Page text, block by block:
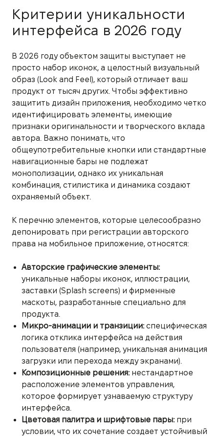
Критерии уникальности
интерфейса в 2026 году
В 2026 году объектом защиты выступает не
просто набор иконок, а целостный визуальный
образ (Look and Feel), который отличает ваш
продукт от тысяч других. Чтобы эффективно
защитить дизайн приложения, необходимо четко
идентифицировать элементы, имеющие
признаки оригинальности и творческого вклада
автора. Важно понимать, что
общеупотребительные кнопки или стандартные
навигационные бары не подлежат
монополизации, однако их уникальная
комбинация, стилистика и динамика создают
охраняемый объект.
К перечню элементов, которые целесообразно
депонировать при регистрации авторского
права на мобильное приложение, относятся:
Авторские графические элементы:
уникальные наборы иконок, иллюстрации,
заставки (Splash screens) и фирменные
маскоты, разработанные специально для
продукта.
Микро-анимации и транзиции:специфическая
логика отклика интерфейса на действия
пользователя (например, уникальная анимация
загрузки или перехода между экранами).
Композиционные решения:нестандартное
расположение элементов управления,
которое формирует узнаваемую структуру
интерфейса.
Цветовая палитра и шрифтовые пары:при
условии, что их сочетание создает устойчивый